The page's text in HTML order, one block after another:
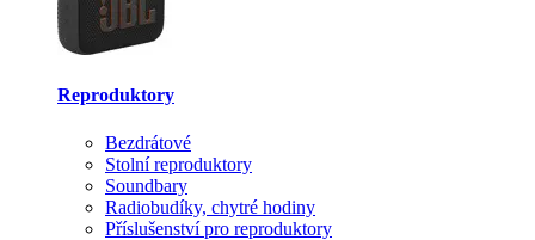
Reproduktory
Bezdrátové
Stolní reproduktory
Soundbary
Radiobudíky, chytré hodiny
Příslušenství pro reproduktory